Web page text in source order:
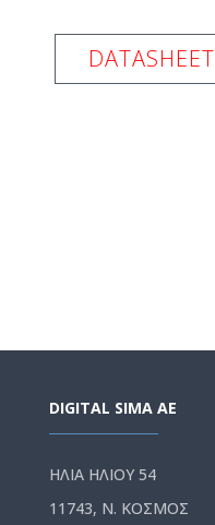
DATASHEET
DIGITAL SIMA AE
ΗΛΙΑ ΗΛΙΟΥ 54
11743, Ν. ΚΟΣΜΟΣ